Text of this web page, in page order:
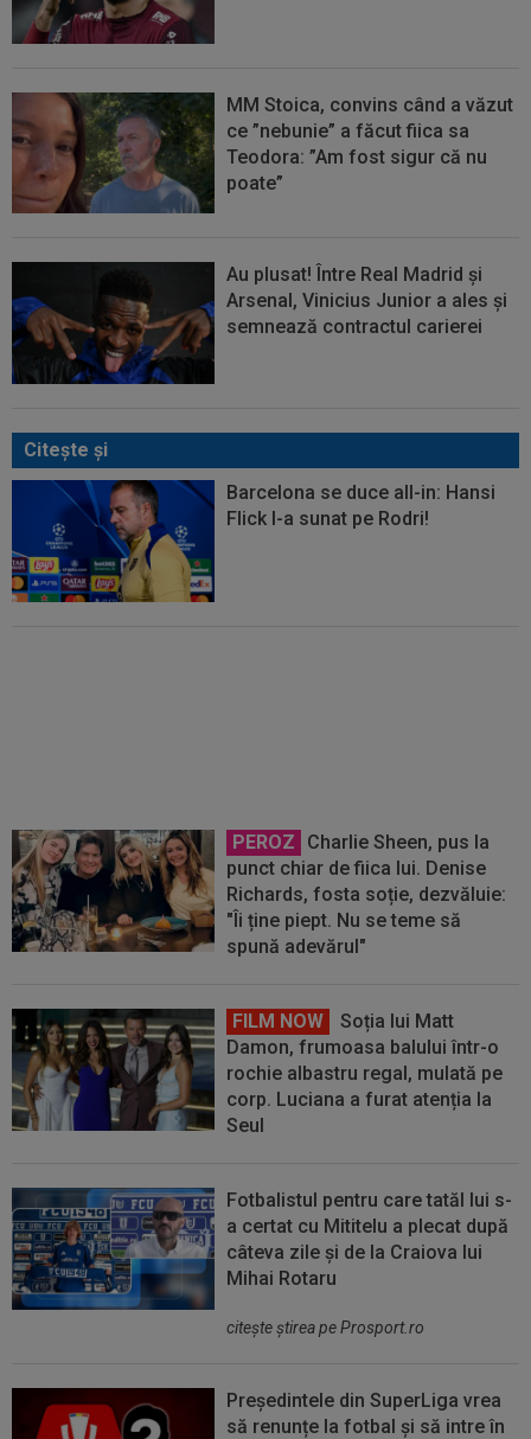
MM Stoica, convins când a văzut
ce ”nebunie” a făcut fiica sa
Teodora: ”Am fost sigur că nu
poate”
Au plusat! Între Real Madrid și
Arsenal, Vinicius Junior a ales și
semnează contractul carierei
Citeşte şi
Barcelona se duce all-in: Hansi
Flick l-a sunat pe Rodri!
PEROZ
Charlie Sheen, pus la
punct chiar de fiica lui. Denise
Richards, fosta soție, dezvăluie:
"Îi ține piept. Nu se teme să
spună adevărul"
FILM NOW
Soția lui Matt
Damon, frumoasa balului într-o
rochie albastru regal, mulată pe
corp. Luciana a furat atenția la
Seul
Fotbalistul pentru care tatăl lui s-
a certat cu Mititelu a plecat după
câteva zile și de la Craiova lui
Mihai Rotaru
citeşte ştirea pe Prosport.ro
Președintele din SuperLiga vrea
să renunțe la fotbal și să intre în